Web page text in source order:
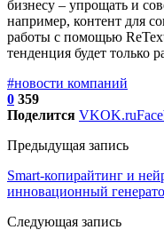
бизнесу – упрощать и
например, контент для
работы с помощью
тенденция будет только
#новости компаний
0 359
Поделится VKOK.ru
Предыдущая запись
Smart-копирайтинг и
инновационный
Следующая запись